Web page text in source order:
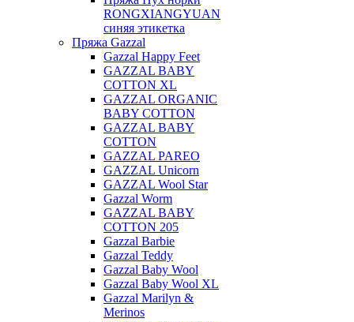
RONGXIANGYUAN
синяя этикетка
Пряжа Gazzal
Gazzal Happy Feet
GAZZAL BABY
COTTON XL
GAZZAL ORGANIC
BABY COTTON
GAZZAL BABY
COTTON
GAZZAL PAREO
GAZZAL Unicorn
GAZZAL Wool Star
Gazzal Worm
GAZZAL BABY
COTTON 205
Gazzal Barbie
Gazzal Teddy
Gazzal Baby Wool
Gazzal Baby Wool XL
Gazzal Marilyn &
Merinos